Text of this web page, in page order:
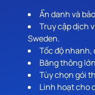
Ẩn danh và
Truy cập dịch
Sweden.
Tốc độ nhanh,
Băng thông
Tùy chọn gói
Linh hoạt cho